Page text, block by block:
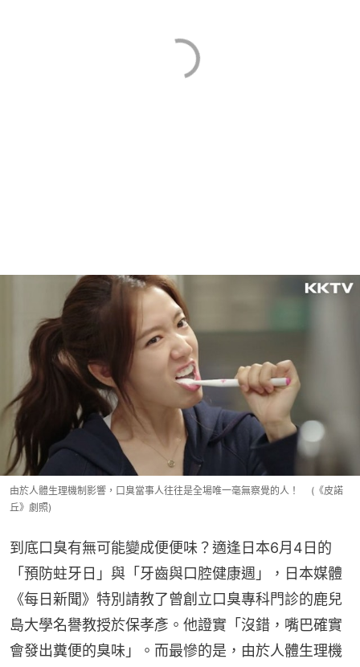
由於人體生理機制影響，口臭當事人往往是全場唯一毫無察覺的人！ (《皮諾
丘》劇照)
到底口臭有無可能變成便便味？適逢日本6月4日的
「預防蛀牙日」與「牙齒與口腔健康週」，日本媒體
《每日新聞》特別請教了曾創立口臭專科門診的鹿兒
島大學名譽教授於保孝彥。他證實「沒錯，嘴巴確實
會發出糞便的臭味」。而最慘的是，由於人體生理機